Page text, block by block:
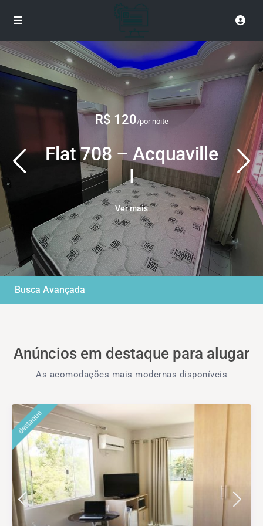
R$ 120/por noite
Flat 708 – Acquaville
I
Ver mais
Busca Avançada
Anúncios em destaque para alugar
As acomodações mais modernas disponíveis​
destaque